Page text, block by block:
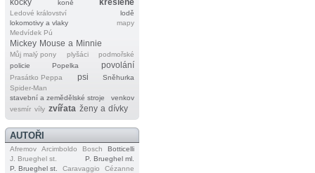
kočky
koně kreslené
Ledové království
lodě
lokomotivy a vlaky
mapy
Medvídek Pú
Mickey Mouse a Minnie
Můj malý pony plyšáci
podmořské
policie
Popelka povolání
Prasátko Peppa psi
Sněhurka
Spider‐Man
stavební a zemědělské stroje
venkov
vesmír víly zvířata ženy a dívky
AUTOŘI
Afremov Arcimboldo Bosch
Botticelli
J. Brueghel st.
P. Brueghel ml.
P. Brueghel st.
Caravaggio
Cézanne